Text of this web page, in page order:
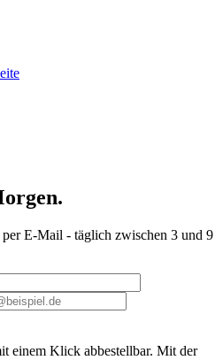
per E-Mail - täglich zwischen 3 und 9
einem Klick abbestellbar. Mit der